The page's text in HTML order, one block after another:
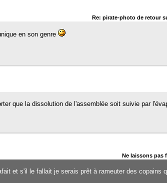
Re: pirate-photo de retour
en son genre
que la dissolution de l'assemblée soit suivie par
Ne laissons pas
et s'il le fallait je serais prêt à rameuter des copains